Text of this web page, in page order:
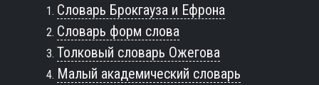
Словарь Брокгауза и Ефрона
Словарь форм слова
Толковый словарь Ожегова
Малый академический словарь